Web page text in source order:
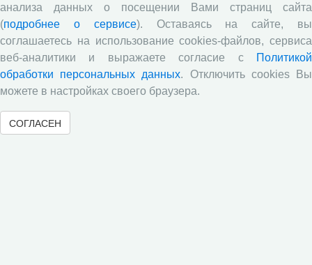
Все сообщения »
Объявления
Стартовал прием заявок на XI Всероссийский
конкурс научно-исследовательских работ студентов и
аспирантов!
анализа данных о посещении Вами страниц сайта
(подробнее о сервисе). Оставаясь на сайте, вы
соглашаетесь на использование cookies-файлов, сервиса
веб-аналитики и выражаете согласие с
Политикой
обработки персональных данных. Отключить cookies Вы
можете в настройках своего браузера.
СОГЛАСЕН